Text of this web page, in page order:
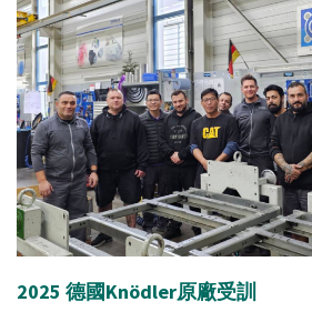
2025 德國Knödler原廠受訓